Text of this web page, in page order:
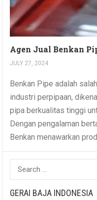
Agen Jual Benkan
JULY 27, 2024
Benkan Pipe adalah
industri perpipaan,
pipa berkualitas tinggi
Dengan pengalaman
Benkan menawarkan
Search
for:
GERAI BAJA INDONESIA